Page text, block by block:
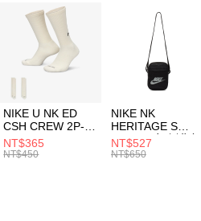
NIKE U NK ED
CSH CREW 2P-
144 EMBRDY 男
女 短統襪
NT$365
NT$450
NIKE NK
HERITAGE S
SMIT 男女 側背包
BA5871010
NT$527
NT$650